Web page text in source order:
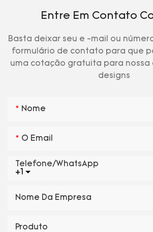
Entre Em Contato
Basta deixar seu e -mail ou
formulário de contato para que
uma cotação gratuita para nossa
designs
Nome
O Email
+1
Telefone/WhatsApp
Nome Da Empresa
Produto